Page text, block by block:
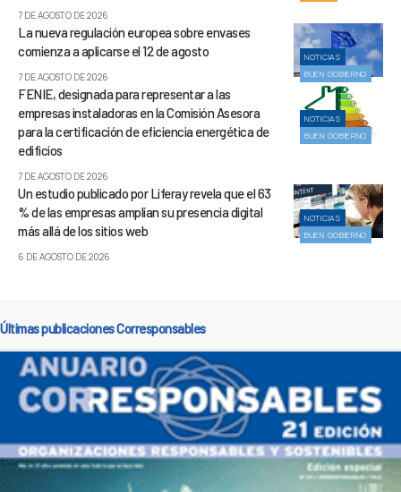
7 DE AGOSTO DE 2026
NOTICIAS
BUEN GOBIERNO
La nueva regulación europea sobre envases
comienza a aplicarse el 12 de agosto
7 DE AGOSTO DE 2026
NOTICIAS
BUEN GOBIERNO
FENIE, designada para representar a las
empresas instaladoras en la Comisión Asesora
para la certificación de eficiencia energética de
edificios
7 DE AGOSTO DE 2026
NOTICIAS
BUEN GOBIERNO
Un estudio publicado por Liferay revela que el 63
% de las empresas amplían su presencia digital
más allá de los sitios web
6 DE AGOSTO DE 2026
Últimas publicaciones Corresponsables